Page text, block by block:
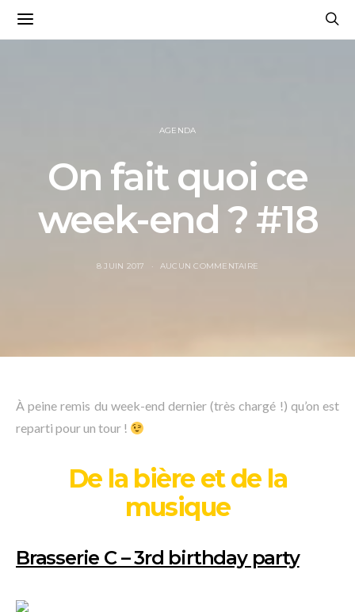
AGENDA
On fait quoi ce
week-end ? #18
8 JUIN 2017 AUCUN COMMENTAIRE
À peine remis du week-end dernier (très chargé !) qu’on est
reparti pour un tour !
De la bière et de la
musique
Brasserie C – 3rd birthday party